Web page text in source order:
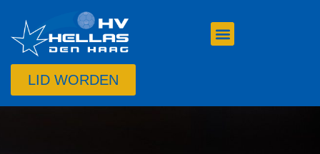
LID WORDEN